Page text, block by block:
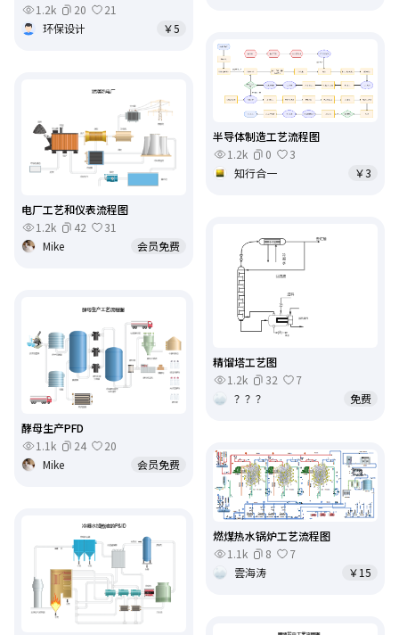
1.2k
20
21
环保设计
￥5
半导体制造工艺流程图
1.2k
0
3
知行合一
￥3
电厂工艺和仪表流程图
1.2k
42
31
Mike
会员免费
精馏塔工艺图
1.2k
32
7
？？？
免费
酵母生产PFD
1.1k
24
20
Mike
会员免费
燃煤热水锅炉工艺流程图
1.1k
8
7
雲海涛
￥15